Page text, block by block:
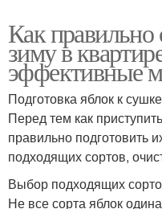
Как
зиму в
эффективные
Подготовка яблок к сушке
Перед тем как
правильно подготовить
подходящих сортов,
Выбор подходящих
Не все сорта яблок